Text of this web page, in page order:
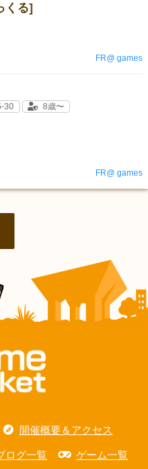
くる]
FR@ games
30 8歳〜
FR@ games
開催概要＆アクセス
ログ一覧 ゲーム一覧